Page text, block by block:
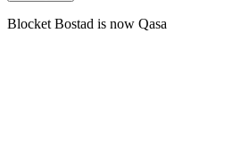
Blocket Bostad is now Qasa